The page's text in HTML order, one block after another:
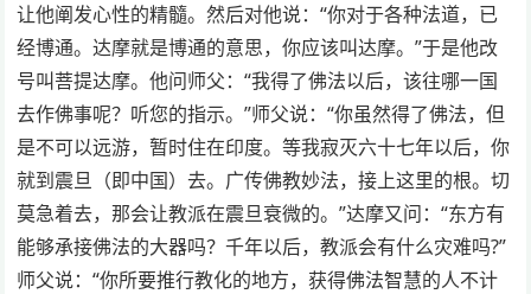
让他阐发心性的精髓。然后对他说：“你对于各种法道，已
经博通。达摩就是博通的意思，你应该叫达摩。”于是他改
号叫菩提达摩。他问师父：“我得了佛法以后，该往哪一国
去作佛事呢？听您的指示。”师父说：“你虽然得了佛法，但
是不可以远游，暂时住在印度。等我寂灭六十七年以后，你
就到震旦（即中国）去。广传佛教妙法，接上这里的根。切
莫急着去，那会让教派在震旦衰微的。”达摩又问：“东方有
能够承接佛法的大器吗？千年以后，教派会有什么灾难吗?”
师父说：“你所要推行教化的地方，获得佛法智慧的人不计